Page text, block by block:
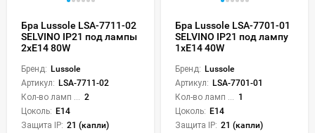
Бра Lussole LSA-7711-02
SELVINO IP21 под лампы
2xE14 80W
Бренд: Lussole
Артикул: LSA-7711-02
2
Цоколь: E14
Защита IP: 21 (капли)
Бра Lussole LSA-7701-01
SELVINO IP21 под лампу
1xE14 40W
Бренд: Lussole
Артикул: LSA-7701-01
1
Цоколь: E14
Защита IP: 21 (капли)